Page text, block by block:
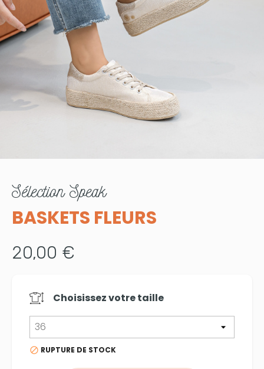
sélectionSpeak
BASKETS FLEURS
20,00 €
Choisissez votretaille
 RUPTURE DE STOCK